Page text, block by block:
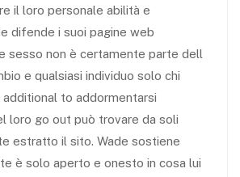
il loro personale abilità e
difende i suoi pagine web
sesso non è certamente parte dell
e qualsiasi individuo solo chi
to addormentarsi
loro go out può trovare da soli
estratto il sito. Wade sostiene
è solo aperto e onesto in cosa lui